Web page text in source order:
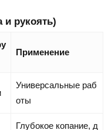
и рукоять)
Применение
Универсальные раб
оты
Глубокое копание, д